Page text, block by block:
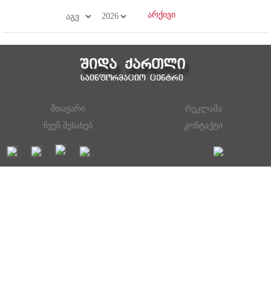
მთავარი
რეკლამა
ჩვენ შესახებ
კონტაქტი